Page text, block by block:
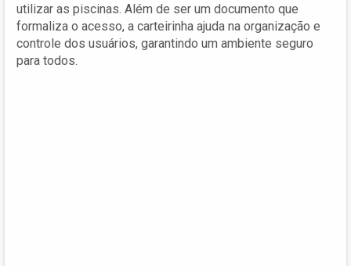
utilizar as piscinas. Além de ser um documento que
formaliza o acesso, a carteirinha ajuda na organização e
controle dos usuários, garantindo um ambiente seguro
para todos.